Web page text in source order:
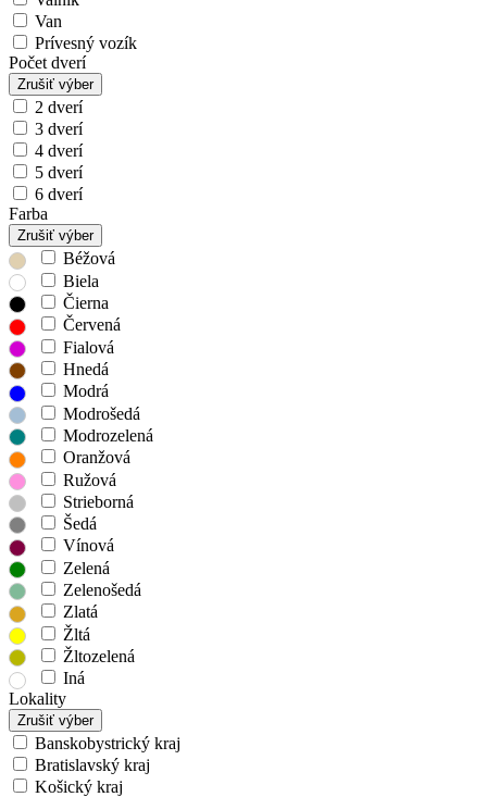
Van
Prívesný vozík
Počet dverí
Zrušiť výber
2 dverí
3 dverí
4 dverí
5 dverí
6 dverí
Farba
Zrušiť výber
Béžová
Biela
Čierna
Červená
Fialová
Hnedá
Modrá
Modrošedá
Modrozelená
Oranžová
Ružová
Strieborná
Šedá
Vínová
Zelená
Zelenošedá
Zlatá
Žltá
Žltozelená
Iná
Lokality
Zrušiť výber
Banskobystrický kraj
Bratislavský kraj
Košický kraj